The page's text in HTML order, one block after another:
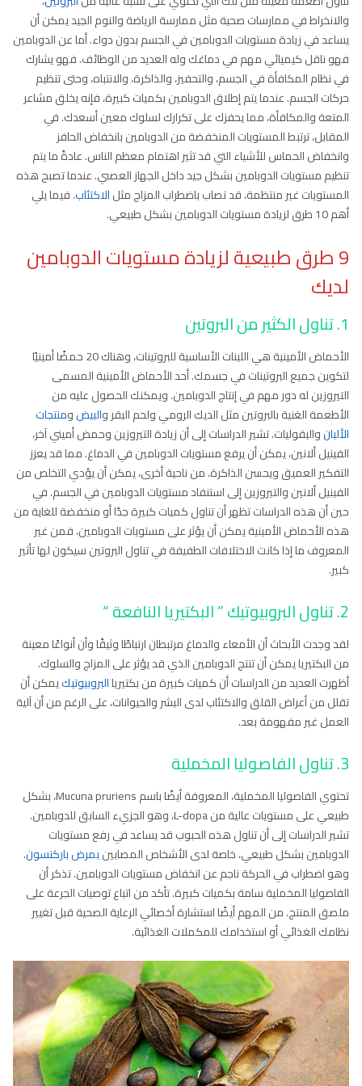
والانخراط في ممارسات صحية مثل ممارسة الرياضة والنوم الجيد يمكن أن
يساعد في زيادة مستويات الدوبامين في الجسم بدون دواء. أما عن الدوبامين
فهو ناقل كيميائي مهم في دماغك وله العديد من الوظائف. فهو يشارك
في نظام المكافأة في الجسم، والتحفيز، والذاكرة، والانتباه، وحتى تنظيم
حركات الجسم. عندما يتم إطلاق الدوبامين بكميات كبيرة، فإنه يخلق مشاعر
المتعة والمكافأة، مما يحفزك على تكرارك لسلوك معين أسعدك. في
المقابل، ترتبط المستويات المنخفضة من الدوبامين بانخفاض الحافز
وانخفاض الحماس للأشياء التي قد تثير اهتمام معظم الناس. عادةً ما يتم
تنظيم مستويات الدوبامين بشكل جيد داخل الجهاز العصبي. عندما تصبح هذه
المستويات غير منتظمة، قد تصاب باضطراب المزاج مثلالاكتئاب. فيما يلي
أهم 10 طرق لزيادة مستويات الدوبامين بشكل طبيعي.
9 طرق طبيعية لزيادة مستويات الدوبامين
لديك
1. تناول الكثير من البروتين
الأحماض الأمينية هي اللبنات الأساسية للبروتينات، وهناك 20 حمضًا أمينيًا
لتكوين جميع البروتينات في جسمك. أحد الأحماض الأمينية المسمى
التيروزين له دور مهم في إنتاج الدوبامين. ويمكنك الحصول عليه من
الأطعمة الغنية بالبروتين مثل الديك الرومي ولحم البقر والبيضومنتجات
الألبانوالبقوليات. تشير الدراسات إلى أن زيادة التيروزين وحمض أميني آخر،
الفينيل ألانين، يمكن أن يرفع مستويات الدوبامين في الدماغ. مما قد يعزز
التفكير العميق ويحسن الذاكرة. من ناحية أخرى، يمكن أن يؤدي التخلص من
الفينيل ألانين والتيروزين إلى استنفاد مستويات الدوبامين في الجسم. في
حين أن هذه الدراسات تظهر أن تناول كميات كبيرة جدًا أو منخفضة للغاية من
هذه الأحماض الأمينية يمكن أن يؤثر على مستويات الدوبامين، فمن غير
المعروف ما إذا كانت الاختلافات الطفيفة في تناول البروتين سيكون لها تأثير
كبير.
2. تناول البروبيوتيك ” البكتيريا النافعة “
لقد وجدت الأبحاث أن الأمعاء والدماغ مرتبطان ارتباطًا وثيقًا وأن أنواعًا معينة
من البكتيريا يمكن أن تنتج الدوبامين الذي قد يؤثر على المزاج والسلوك.
أظهرت العديد من الدراسات أن كميات كبيرة من بكتيرياالبروبيوتيكيمكن أن
تقلل من أعراض القلق والاكتئاب لدى البشر والحيوانات، على الرغم من أن آلية
العمل غير مفهومة بعد.
3. تناول الفاصوليا المخملية
تحتوي الفاصوليا المخملية، المعروفة أيضًا باسم Mucuna pruriens، بشكل
طبيعي على مستويات عالية من L-dopa، وهو الجزيء السابق للدوبامين.
تشير الدراسات إلى أن تناول هذه الحبوب قد يساعد في رفع مستويات
الدوبامين بشكل طبيعي، خاصة لدى الأشخاص المصابينبمرض باركنسون.
وهو اضطراب في الحركة ناجم عن انخفاض مستويات الدوبامين. تذكر أن
الفاصوليا المخملية سامة بكميات كبيرة. تأكد من اتباع توصيات الجرعة على
ملصق المنتج. من المهم أيضًا استشارة أخصائي الرعاية الصحية قبل تغيير
نظامك الغذائي أو استخدامك للمكملات الغذائية.